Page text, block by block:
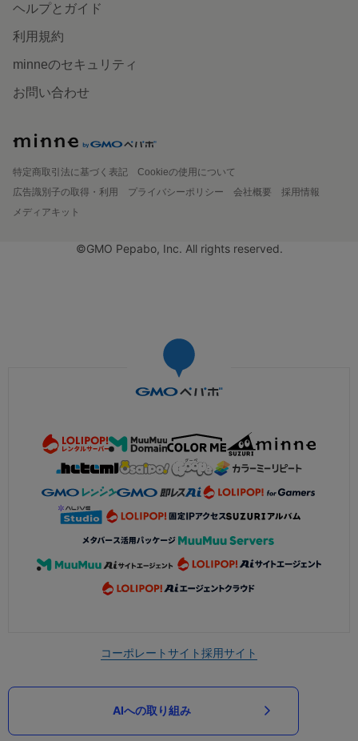
ヘルプとガイド
利用規約
minneのセキュリティ
お問い合わせ
特定商取引法に基づく表記
Cookieの使用について
広告識別子の取得・利用
プライバシーポリシー 会社概要
採用情報
メディアキット
©GMO Pepabo, Inc. All rights reserved.
コーポレートサイト採用サイト
AIへの取り組み